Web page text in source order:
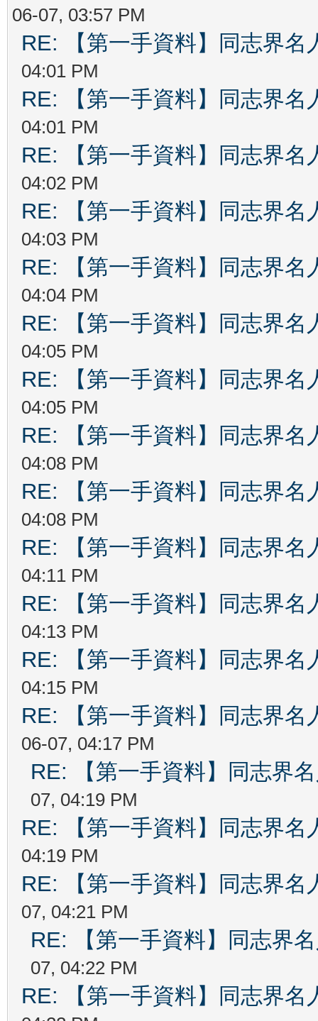
06-07, 03:57 PM
RE: 【第一手資料】同志界名
04:01 PM
RE: 【第一手資料】同志界名
04:01 PM
RE: 【第一手資料】同志界名
04:02 PM
RE: 【第一手資料】同志界名
04:03 PM
RE: 【第一手資料】同志界名
04:04 PM
RE: 【第一手資料】同志界名
04:05 PM
RE: 【第一手資料】同志界名
04:05 PM
RE: 【第一手資料】同志界名
04:08 PM
RE: 【第一手資料】同志界名
04:08 PM
RE: 【第一手資料】同志界名
04:11 PM
RE: 【第一手資料】同志界名
04:13 PM
RE: 【第一手資料】同志界名
04:15 PM
RE: 【第一手資料】同志界名
06-07, 04:17 PM
RE: 【第一手資料】同志界
07, 04:19 PM
RE: 【第一手資料】同志界名
04:19 PM
RE: 【第一手資料】同志界名
07, 04:21 PM
RE: 【第一手資料】同志界
07, 04:22 PM
RE: 【第一手資料】同志界名